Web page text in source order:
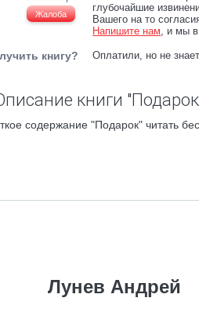
Жалоба
глубочайшие
Вашего на то
Напишите нам, и мы
книгу? Оплатили, но не
книги
содержание "Подарок" читать
Лунев Андрей